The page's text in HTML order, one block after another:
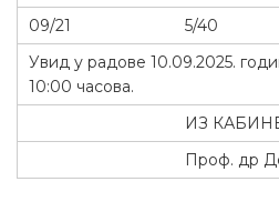
09/21
5/40
Увид у радове 10.09.2025.
10:00 часова.
ИЗ
Проф. др